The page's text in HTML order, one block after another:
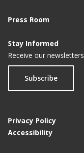
Press Room
Stay Informed
Receive our newsletters
Subscribe
Privacy Policy
Accessibility